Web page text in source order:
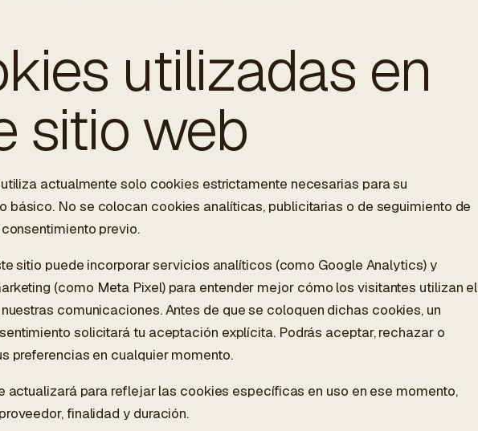
utilizadas en
sitio web
actualmente solo cookies estrictamente necesarias para su
básico. No se colocan cookies analíticas, publicitarias o de seguimiento de
previo.
sitio puede incorporar servicios analíticos (como Google Analytics) y
(como Meta Pixel) para entender mejor cómo los visitantes utilizan el
comunicaciones. Antes de que se coloquen dichas cookies, un
solicitará tu aceptación explícita. Podrás aceptar, rechazar o
preferencias en cualquier momento.
actualizará para reflejar las cookies específicas en uso en ese momento,
finalidad y duración.